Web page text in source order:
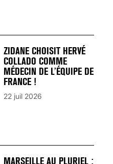
ZIDANE CHOISIT HERVÉ
COLLADO COMME
MÉDECIN DE L’ÉQUIPE DE
FRANCE !
22 juil 2026
MARSEILLE AU PLURIEL :